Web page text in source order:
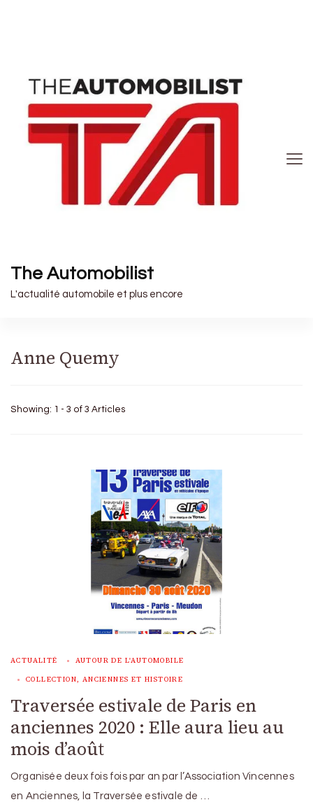
The Automobilist
L'actualité automobile et plus encore
Anne Quemy
Showing: 1 - 3 of 3 Articles
ACTUALITÉ AUTOUR DE L'AUTOMOBILE
COLLECTION, ANCIENNES ET HISTOIRE
Traversée estivale de Paris en
anciennes 2020 : Elle aura lieu au
mois d’août
Organisée deux fois fois par an par l’Association Vincennes
en Anciennes, la Traversée estivale de …